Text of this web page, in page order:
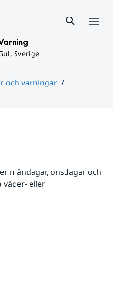
Sverige
och varningar
måndagar, onsdagar och
väder- eller